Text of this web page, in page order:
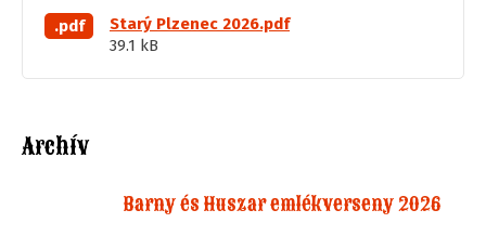
.pdf
Starý Plzenec 2026.pdf
39.1 kB
Archív
Barny és Huszar emlékverseny 2026